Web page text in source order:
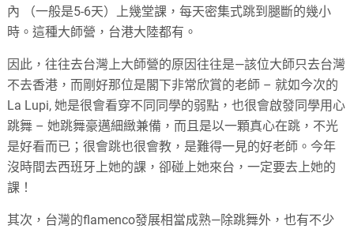
內 （一般是5-6天）上幾堂課，每天密集式跳到腿斷的幾小
時。這種大師營，台港大陸都有。
因此，往往去台灣上大師營的原因往往是—該位大師只去台灣
不去香港，而剛好那位是閣下非常欣賞的老師 – 就如今次的
La Lupi, 她是很會看穿不同同學的弱點，也很會啟發同學用心
跳舞 – 她跳舞豪邁細緻兼備，而且是以一顆真心在跳，不光
是好看而已；很會跳也很會教，是難得一見的好老師。今年
沒時間去西班牙上她的課，卻碰上她來台，一定要去上她的
課！
其次，台灣的flamenco發展相當成熟—除跳舞外，也有不少